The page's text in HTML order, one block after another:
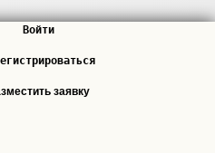
Войти
заявку